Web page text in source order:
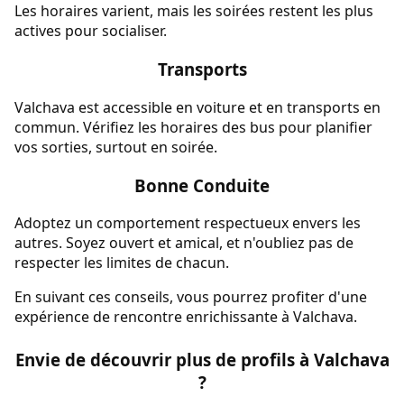
Les horaires varient, mais les soirées restent les plus
actives pour socialiser.
Transports
Valchava est accessible en voiture et en transports en
commun. Vérifiez les horaires des bus pour planifier
vos sorties, surtout en soirée.
Bonne Conduite
Adoptez un comportement respectueux envers les
autres. Soyez ouvert et amical, et n'oubliez pas de
respecter les limites de chacun.
En suivant ces conseils, vous pourrez profiter d'une
expérience de rencontre enrichissante à Valchava.
Envie de découvrir plus de profils à Valchava
?